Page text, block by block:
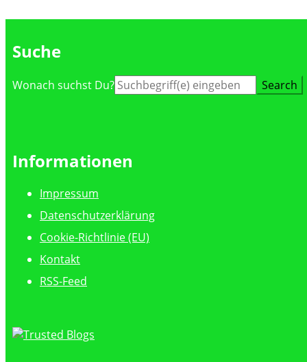
Suche
Suche
Wonach suchst Du?
Informationen
Impressum
Datenschutzerklärung
Cookie-Richtlinie (EU)
Kontakt
RSS-Feed